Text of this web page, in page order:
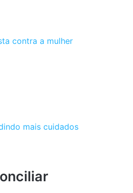
contra a mulher
mais cuidados